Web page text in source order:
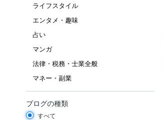
ライフスタイル
エンタメ・趣味
占い
マンガ
法律・税務・士業全般
マネー・副業
ブログの種類
すべて